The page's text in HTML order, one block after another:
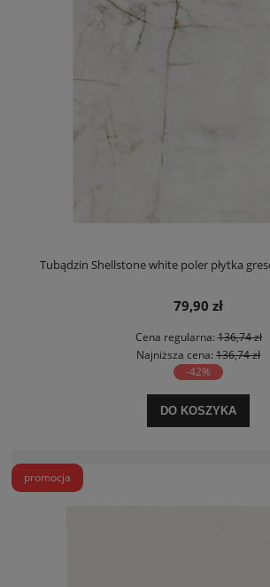
Tubądzin Shellstone white poler płytka
79,90 zł
Cena regularna:136,74 zł
Najniższa cena: 136,74 zł
-42%
DO KOSZYKA
promocja